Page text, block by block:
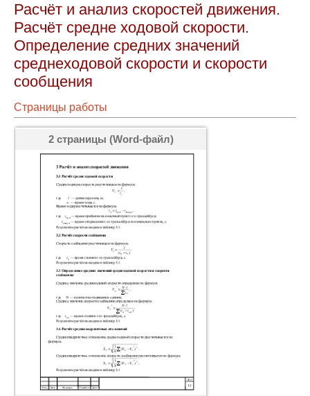
Расчёт и анализ скоростей движения.
Расчёт средне ходовой скорости.
Определение средних значений
среднеходовой скорости и скорости
сообщения
Страницы работы
2 страницы (Word-файл)